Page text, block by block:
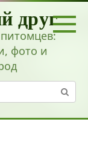
друг
фото и